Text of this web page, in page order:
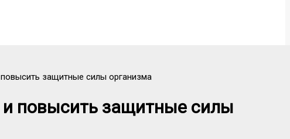
защитные силы организма
и повысить защитные силы